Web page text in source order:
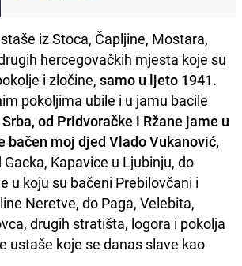
iz Stoca, Čapljine, Mostara,
hercegovačkih mjesta koje su
i zločine, samo u ljeto 1941.
pokoljima ubile i u jamu bacile
od Pridvoračke i Ržane jame u
bačen moj djed Vlado Vukanović,
Kapavice u Ljubinju, do
u koju su bačeni Prebilovčani i
Neretve, do Paga, Velebita,
drugih stratišta, logora i pokolja
ustaše koje se danas slave kao